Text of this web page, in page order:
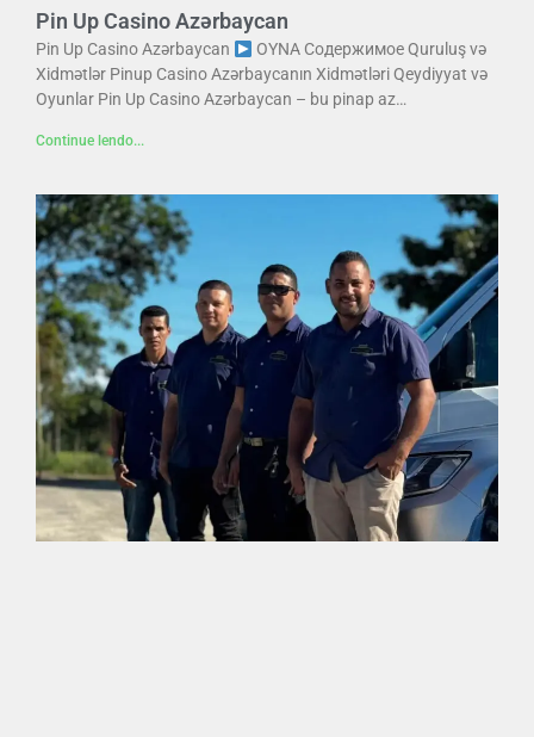
Pin Up Casino Azərbaycan
Pin Up Casino Azərbaycan
OYNA Содержимое Quruluş və
Xidmətlər Pinup Casino Azərbaycanın Xidmətləri Qeydiyyat və
Oyunlar Pin Up Casino Azərbaycan – bu pinap az…
Continue lendo...